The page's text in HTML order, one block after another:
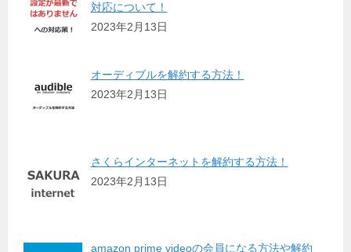
対応について！
2023年2月13日
オーディブルを解約する方法！
2023年2月13日
さくらインターネットを解約する方法！
2023年2月13日
amazon prime videoの会員になる方法や解約